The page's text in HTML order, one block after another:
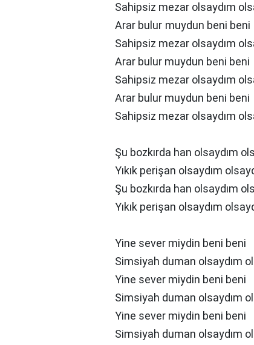
Sahipsiz mezar olsaydım
Arar bulur muydun beni beni
Sahipsiz mezar olsaydım
Arar bulur muydun beni beni
Sahipsiz mezar olsaydım
Arar bulur muydun beni beni
Sahipsiz mezar olsaydım
Şu bozkırda han olsaydım
Yıkık perişan olsaydım
Şu bozkırda han olsaydım
Yıkık perişan olsaydım
Yine sever miydin beni beni
Simsiyah duman olsaydım
Yine sever miydin beni beni
Simsiyah duman olsaydım
Yine sever miydin beni beni
Simsiyah duman olsaydım